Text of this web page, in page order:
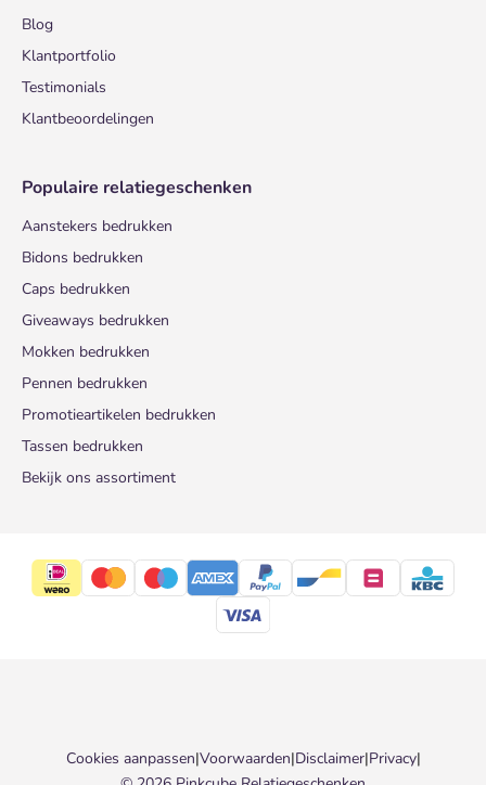
Blog
Klantportfolio
Testimonials
Klantbeoordelingen
Populaire relatiegeschenken
Aanstekers bedrukken
Bidons bedrukken
Caps bedrukken
Giveaways bedrukken
Mokken bedrukken
Pennen bedrukken
Promotieartikelen bedrukken
Tassen bedrukken
Bekijk ons assortiment
Cookies aanpassen|Voorwaarden|Disclaimer|Privacy|